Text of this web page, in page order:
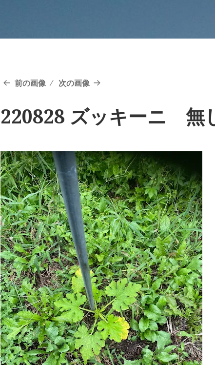
前の画像 次の画像
220828 ズッキーニ 無